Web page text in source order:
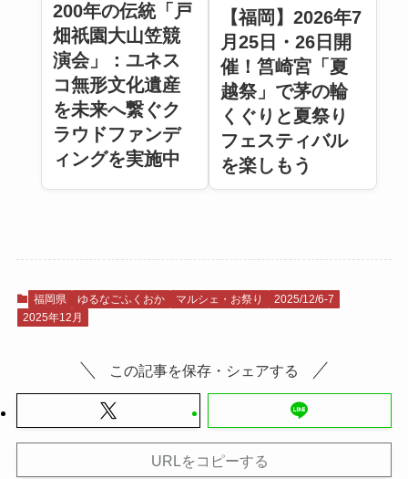
200年の伝統「戸
畑祇園大山笠競
演会」：ユネス
コ無形文化遺産
を未来へ繋ぐク
ラウドファンデ
ィングを実施中
【福岡】2026年7
月25日・26日開
催！筥崎宮「夏
越祭」で茅の輪
くぐりと夏祭り
フェスティバル
を楽しもう
福岡県 ゆるなごふくおか マルシェ・お祭り
2025/12/6-7
2025年12月
この記事を保存・シェアする
URLをコピーする